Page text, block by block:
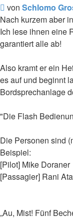
Beitrag
von Schlomo
Nach kurzem aber
Ich lese ihnen eine
garantiert alle ab!
Also kramt er ein
es auf und beginnt
Bordsprechanlage
"Die Flash
Die Personen sind
Beispiel:
[Pilot] Mike Doraner
[Passagier] Rani
„Au, Mist! Fünf